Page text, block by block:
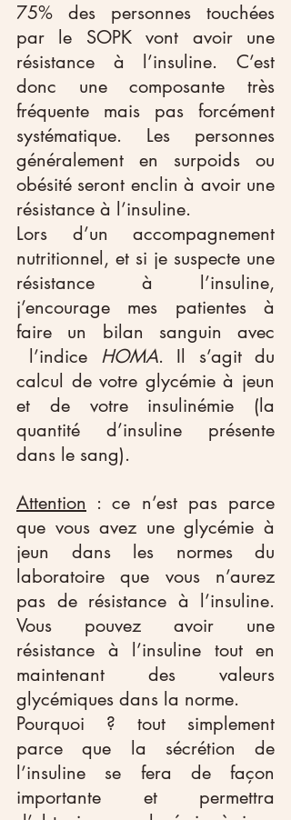
75% des personnes touchées
par le SOPK vont avoir une
résistance à l’insuline. C’est
donc une composante très
fréquente mais pas forcément
systématique. Les personnes
généralement en surpoids ou
obésité seront enclin à avoir une
résistance à l’insuline.
Lors d’un accompagnement
nutritionnel, et si je suspecte une
résistance à l’insuline,
j’encourage mes patientes à
faire un bilan sanguin avec
l’indice HOMA. Il s’agit du
calcul de votre glycémie à jeun
et de votre insulinémie (la
quantité d’insuline présente
dans le sang).
Attention : ce n’est pas parce
que vous avez une glycémie à
jeun dans les normes du
laboratoire que vous n’aurez
pas de résistance à l’insuline.
Vous pouvez avoir une
résistance à l’insuline tout en
maintenant des valeurs
glycémiques dans la norme.
Pourquoi ? tout simplement
parce que la sécrétion de
l’insuline se fera de façon
importante et permettra